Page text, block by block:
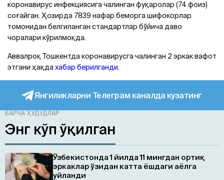
коронавирус инфекциясига чалинган фуқаролар (74 фоиз)
соғайган. Ҳозирда 7839 нафар беморга шифокорлар
томонидан белгиланган стандартлар бўйича даво
чоралари кўрилмоқда.
Aввалроқ Тошкентда коронавирусга чалинган 2 эркак вафот
этгани ҳақдахабар берилганди.
Янгиликларни Телеграм каналда кузатинг
БАРЧА ҲУДУДЛАР
Энг кўп ўқилган
Ўзбекистонда 1 йилда 11 мингдан ортиқ
эркаклар ўзидан катта ёшдаги аёлга
уйланди